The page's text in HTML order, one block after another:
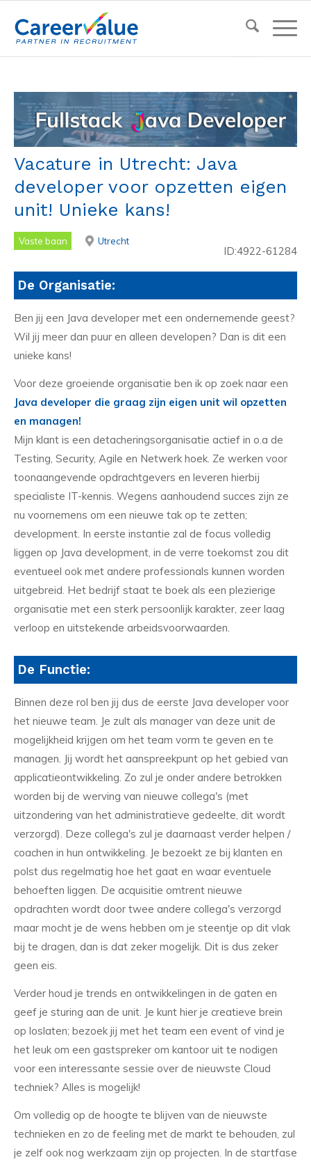
Vacature in Utrecht: Java
developer voor opzetten eigen
unit! Unieke kans!
Vaste baan Utrecht
ID:4922-61284
De Organisatie:
Ben jij een Java developer met een ondernemende geest?
Wil jij meer dan puur en alleen developen? Dan is dit een
unieke kans!
Voor deze groeiende organisatie ben ik op zoek naar een
Java developer die graag zijn eigen unit wil opzetten
en managen!
Mijn klant is een detacheringsorganisatie actief in o.a de
Testing, Security, Agile en Netwerk hoek. Ze werken voor
toonaangevende opdrachtgevers en leveren hierbij
specialiste IT-kennis. Wegens aanhoudend succes zijn ze
nu voornemens om een nieuwe tak op te zetten;
development. In eerste instantie zal de focus volledig
liggen op Java development, in de verre toekomst zou dit
eventueel ook met andere professionals kunnen worden
uitgebreid. Het bedrijf staat te boek als een plezierige
organisatie met een sterk persoonlijk karakter, zeer laag
verloop en uitstekende arbeidsvoorwaarden.
De Functie:
Binnen deze rol ben jij dus de eerste Java developer voor
het nieuwe team. Je zult als manager van deze unit de
mogelijkheid krijgen om het team vorm te geven en te
managen. Jij wordt het aanspreekpunt op het gebied van
applicatieontwikkeling. Zo zul je onder andere betrokken
worden bij de werving van nieuwe collega's (met
uitzondering van het administratieve gedeelte, dit wordt
verzorgd). Deze collega's zul je daarnaast verder helpen /
coachen in hun ontwikkeling. Je bezoekt ze bij klanten en
polst dus regelmatig hoe het gaat en waar eventuele
behoeften liggen. De acquisitie omtrent nieuwe
opdrachten wordt door twee andere collega's verzorgd
maar mocht je de wens hebben om je steentje op dit vlak
bij te dragen, dan is dat zeker mogelijk. Dit is dus zeker
geen eis.
Verder houd je trends en ontwikkelingen in de gaten en
geef je sturing aan de unit. Je kunt hier je creatieve brein
op loslaten; bezoek jij met het team een event of vind je
het leuk om een gastspreker om kantoor uit te nodigen
voor een interessante sessie over de nieuwste Cloud
techniek? Alles is mogelijk!
Om volledig op de hoogte te blijven van de nieuwste
technieken en zo de feeling met de markt te behouden, zul
je zelf ook nog werkzaam zijn op projecten. In de startfase